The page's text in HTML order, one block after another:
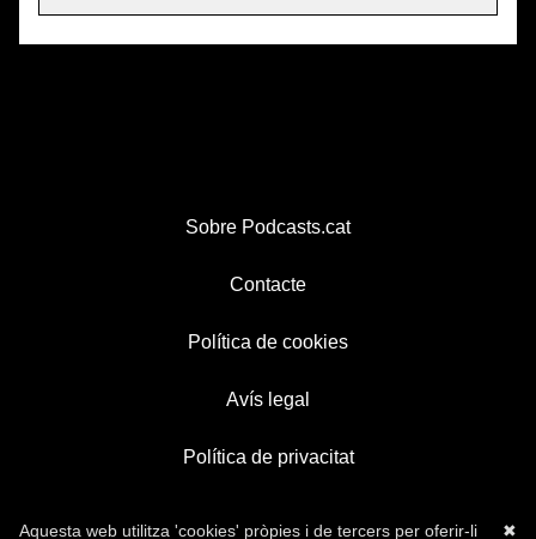
Sobre Podcasts.cat
Contacte
Política de cookies
Avís legal
Política de privacitat
✖
Aquesta web utilitza 'cookies' pròpies i de tercers per oferir-li